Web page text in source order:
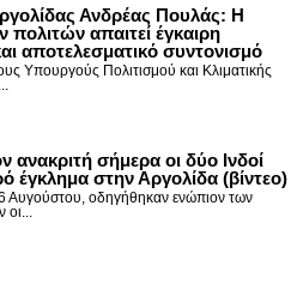
Ανδρέας Πουλάς: Η
πολιτών απαιτεί έγκαιρη
αποτελεσματικό συντονισμό
Υπουργούς Πολιτισμού και Κλιματικής
ανακριτή σήμερα οι δύο Ινδοί
έγκλημα στην Αργολίδα (βίντεο)
Αυγούστου, οδηγήθηκαν ενώπιον των